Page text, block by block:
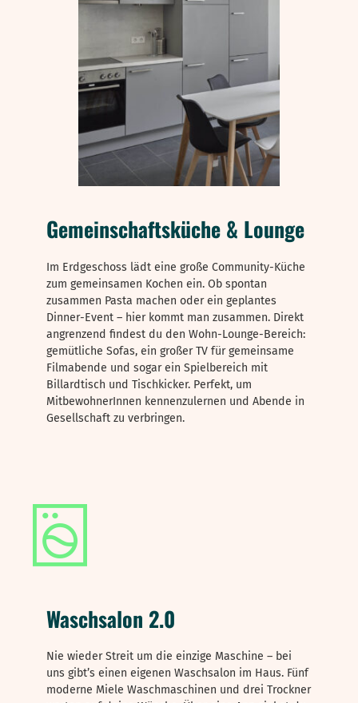
Gemeinschaftsküche & Lounge
Im Erdgeschoss lädt eine große Community-Küche
zum gemeinsamen Kochen ein. Ob spontan
zusammen Pasta machen oder ein geplantes
Dinner-Event – hier kommt man zusammen. Direkt
angrenzend findest du den Wohn-Lounge-Bereich:
gemütliche Sofas, ein großer TV für gemeinsame
Filmabende und sogar ein Spielbereich mit
Billardtisch und Tischkicker. Perfekt, um
MitbewohnerInnen kennenzulernen und Abende in
Gesellschaft zu verbringen.
Waschsalon 2.0
Nie wieder Streit um die einzige Maschine – bei
uns gibt’s einen eigenen Waschsalon im Haus. Fünf
moderne Miele Waschmaschinen und drei Trockner